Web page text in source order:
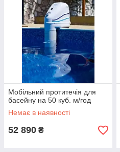
Мобільний протитечія для
басейну на 50 куб. м/год
Немає в наявності
52 890 ₴